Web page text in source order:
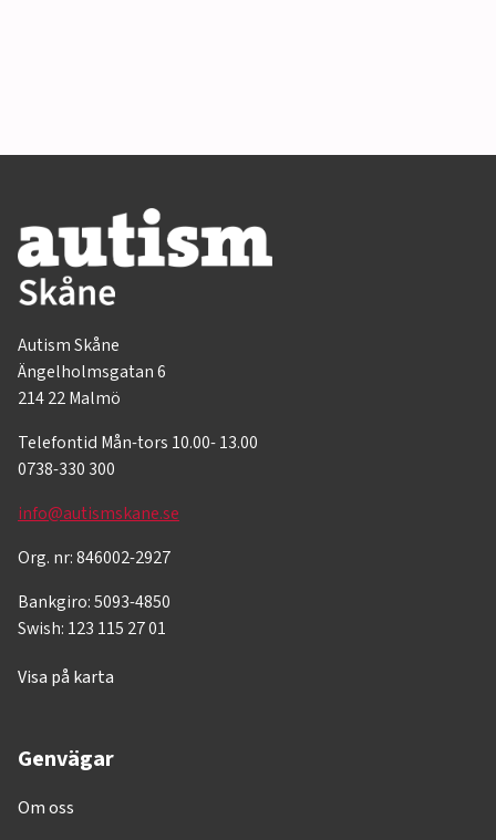
Autism Skåne
Ängelholmsgatan 6
214 22 Malmö
Telefontid Mån-tors 10.00- 13.00
0738-330 300
info@autismskane.se
Org. nr: 846002-2927
Bankgiro: 5093-4850
Swish: 123 115 27 01
Visa på karta
Genvägar
Om oss